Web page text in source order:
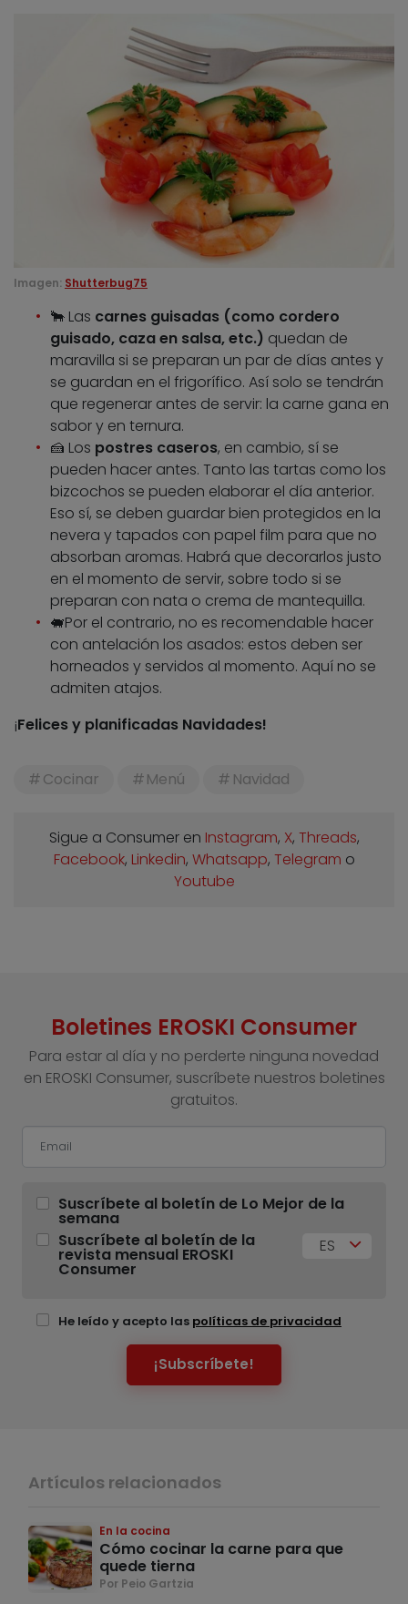
Imagen: Shutterbug75
🐂 Las carnes guisadas (como cordero
guisado, caza en salsa, etc.) quedan de
maravilla si se preparan un par de días antes y
se guardan en el frigorífico. Así solo se tendrán
que regenerar antes de servir: la carne gana en
sabor y en ternura.
🍰 Los postres caseros, en cambio, sí se
pueden hacer antes. Tanto las tartas como los
bizcochos se pueden elaborar el día anterior.
Eso sí, se deben guardar bien protegidos en la
nevera y tapados con papel film para que no
absorban aromas. Habrá que decorarlos justo
en el momento de servir, sobre todo si se
preparan con nata o crema de mantequilla.
🐖Por el contrario, no es recomendable hacer
con antelación los asados: estos deben ser
horneados y servidos al momento. Aquí no se
admiten atajos.
¡Felices y planificadas Navidades!
Cocinar Menú Navidad
Sigue a Consumer en Instagram, X, Threads,
Facebook, Linkedin, Whatsapp, Telegram o
Youtube
Boletines EROSKI Consumer
Para estar al día y no perderte ninguna novedad
en EROSKI Consumer, suscríbete nuestros boletines
gratuitos.
Suscríbete al boletín de Lo Mejor de la
semana
Suscríbete al boletín de la
revista mensual EROSKI
Consumer
ES
He leído y acepto las políticas de privacidad
¡Subscríbete!
Artículos relacionados
En la cocina
Cómo cocinar la carne para que
quede tierna
Por Peio Gartzia